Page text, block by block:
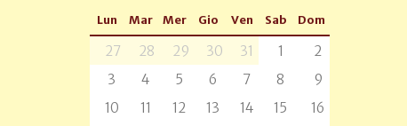
Lun Mar Mer Gio Ven Sab Dom
27 28 29 30 31 1
2
3
4 5 6 7 8
9
10
11 12 13 14 15
16